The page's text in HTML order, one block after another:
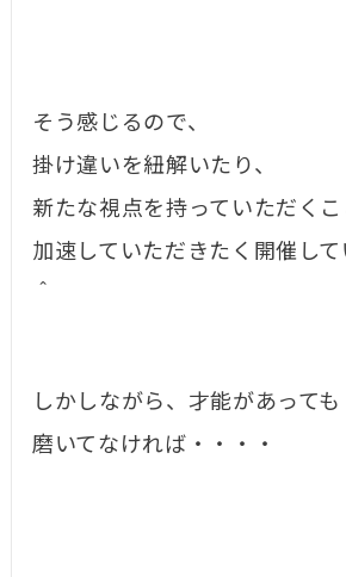
そう感じるので、
掛け違いを紐解いたり、
新たな視点を持っていただくこ
加速していただきたく開催して
しかしながら、才能があっても
磨いてなければ・・・・